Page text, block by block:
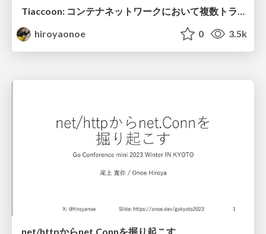
Tiaccoon: コンテナネットワークにおいて複数トランスポート方式で統一的なアクセス制御
hiroyaonoe
0 3.5k
net/httpからnet.Connを掘り起こす